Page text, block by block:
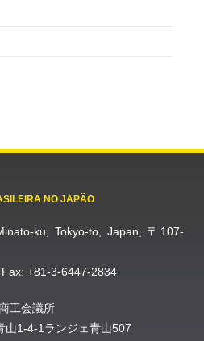
NO JAPÃO
ku, Tokyo-to, Japan, 〒107-
+81-3-6447-2834
工会議所
山1-4-1ランジェ青山507